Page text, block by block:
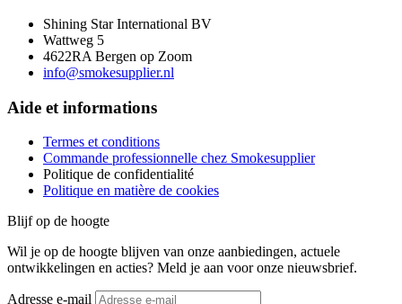
Shining Star International BV
Wattweg 5
4622RA Bergen op Zoom
info@smokesupplier.nl
Aide et informations
Termes et conditions
Commande professionnelle chez Smokesupplier
Politique de confidentialité
Politique en matière de cookies
Blijf op de hoogte
Wil je op de hoogte blijven van onze aanbiedingen, actuele
ontwikkelingen en acties? Meld je aan voor onze nieuwsbrief.
Adresse e-mail